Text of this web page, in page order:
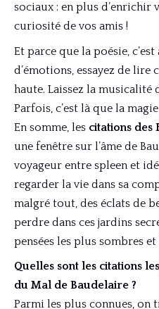
sociaux : en plus
curiosité de vos amis !
Et parce que la poésie,
d’émotions, essayez de lire
haute. Laissez la musicalité
Parfois, c’est là que la
En somme, les citations des
une fenêtre sur l’âme de
voyageur entre spleen et
regarder la vie dans sa
malgré tout, des éclats de
perdre dans ces jardins
pensées les plus sombres
Quelles sont les citations
du Mal de Baudelaire ?
Parmi les plus connues, on